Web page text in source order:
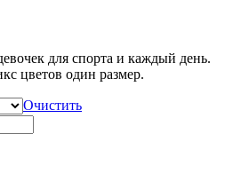
для спорта и каждый день.
цветов один размер.
Очистить